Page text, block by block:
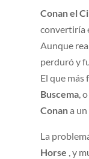
Conan el
convertiría
Aunque
perduró y
El que más
Buscema,
Conana
La
Horse , y